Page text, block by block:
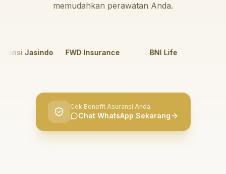
memudahkan perawatan Anda.
Jasindo FWD Insurance BNI Life
Cek Benefit Asuransi Anda
Chat WhatsApp Sekarang